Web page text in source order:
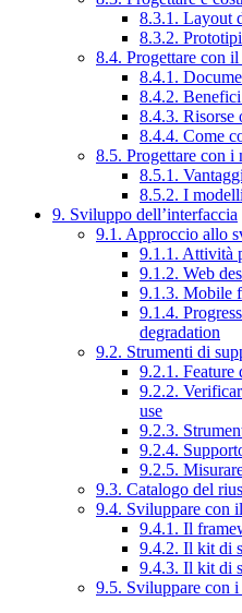
8.3.1. Layout
8.3.2.
8.4. Progettare con
8.4.1.
8.4.2.
8.4.3. Risorse
8.4.4. Come
8.5. Progettare con
8.5.1.
8.5.2. I
9. Sviluppo dell’interfaccia
9.1. Approccio allo
9.1.1. Attività
9.1.2. Web
9.1.3. Mobile
9.1.4.
degradation
9.2. Strumenti di
9.2.1. Feature
9.2.2.
use
9.2.3.
9.2.4.
9.2.5.
9.3. Catalogo del
9.4. Sviluppare con
9.4.1. Il
9.4.2. Il kit di
9.4.3. Il kit di
9.5. Sviluppare con